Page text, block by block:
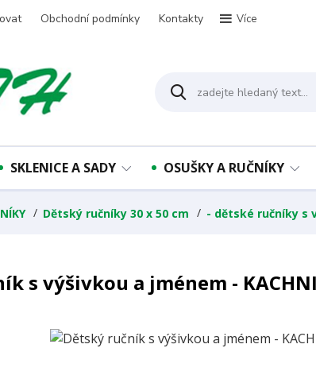
Obchodní podmínky Kontakty Více
SKLENICE A SADY OSUŠKY A RUČNÍKY
Dětský ručníky 30 x 50 cm - dětské ručníky s
s výšivkou a jménem -